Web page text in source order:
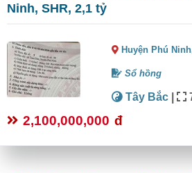
Ninh, SHR, 2,1 tỷ
Huyện Phú
Sổ hồng
Tây Bắc |
2,100,000,000 đ